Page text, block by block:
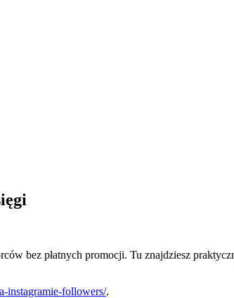
bez płatnych promocji. Tu znajdziesz
instagramie-followers/.